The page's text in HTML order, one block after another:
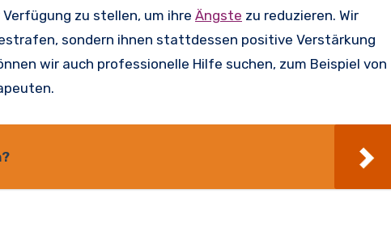
zu stellen, um ihre Ängste zu reduzieren. Wir
sondern ihnen stattdessen positive Verstärkung
wir auch professionelle Hilfe suchen, zum Beispiel von